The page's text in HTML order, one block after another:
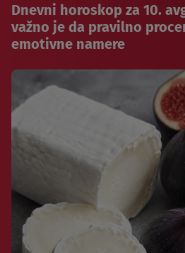
Dnevni horoskop za 10.
važno je da pravilno
emotivne namere